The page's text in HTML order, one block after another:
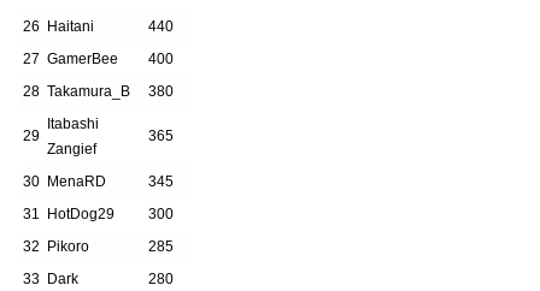
26 Haitani
440
27 GamerBee
400
28 Takamura_B 380
29
Itabashi
Zangief
365
30 MenaRD
345
31
HotDog29
300
32 Pikoro
285
33 Dark
280